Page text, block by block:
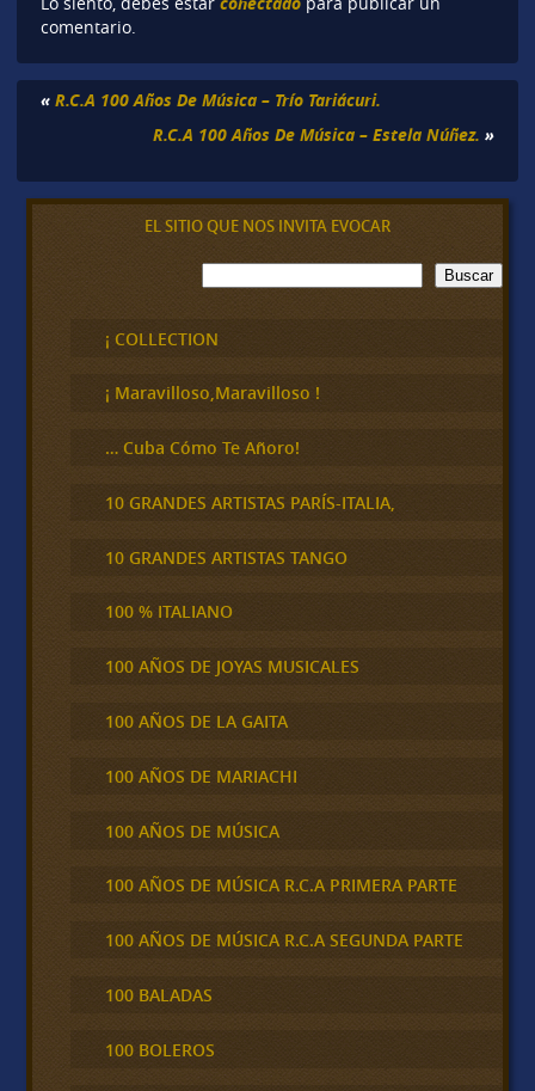
comentario.
« R.C.A 100 Años De Música – Trío Tariácuri.
R.C.A 100 Años De Música – Estela Núñez. »
EL SITIO QUE NOS INVITA EVOCAR
B
u
c
a
Buscar
¡ COLLECTION
¡ Maravilloso,Maravilloso !
… Cuba Cómo Te Añoro!
10 GRANDES ARTISTAS PARÍS-ITALIA,
10 GRANDES ARTISTAS TANGO
100 % ITALIANO
100 AÑOS DE JOYAS MUSICALES
100 AÑOS DE LA GAITA
100 AÑOS DE MARIACHI
100 AÑOS DE MÚSICA
100 AÑOS DE MÚSICA R.C.A PRIMERA PARTE
100 AÑOS DE MÚSICA R.C.A SEGUNDA PARTE
100 BALADAS
100 BOLEROS